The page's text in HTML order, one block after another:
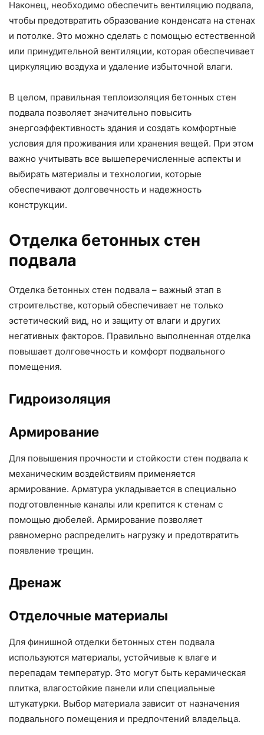
Наконец, необходимо обеспечить вентиляцию подвала,
чтобы предотвратить образование конденсата на стенах
и потолке. Это можно сделать с помощью естественной
или принудительной вентиляции, которая обеспечивает
циркуляцию воздуха и удаление избыточной влаги.
В целом, правильная теплоизоляция бетонных стен
подвала позволяет значительно повысить
энергоэффективность здания и создать комфортные
условия для проживания или хранения вещей. При этом
важно учитывать все вышеперечисленные аспекты и
выбирать материалы и технологии, которые
обеспечивают долговечность и надежность
конструкции.
Отделка бетонных стен
подвала
Отделка бетонных стен подвала – важный этап в
строительстве, который обеспечивает не только
эстетический вид, но и защиту от влаги и других
негативных факторов. Правильно выполненная отделка
повышает долговечность и комфорт подвального
помещения.
Гидроизоляция
Армирование
Для повышения прочности и стойкости стен подвала к
механическим воздействиям применяется
армирование. Арматура укладывается в специально
подготовленные каналы или крепится к стенам с
помощью дюбелей. Армирование позволяет
равномерно распределить нагрузку и предотвратить
появление трещин.
Дренаж
Отделочные материалы
Для финишной отделки бетонных стен подвала
используются материалы, устойчивые к влаге и
перепадам температур. Это могут быть керамическая
плитка, влагостойкие панели или специальные
штукатурки. Выбор материала зависит от назначения
подвального помещения и предпочтений владельца.